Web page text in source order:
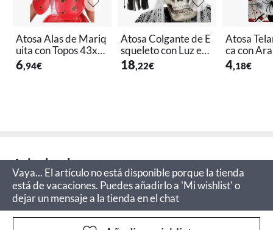
Atosa Alas de Mariq
uita con Topos 43x3
3cm
6,94€
Atosa Colgante de E
squeleto con Luz en l
os Ojos de 170x150
cm
18,22€
Atosa
ca con
cm
4,18€
Aviso legal
Vaya... El artículo no está disponible porque la tienda
está de vacaciones. Puedes añadirlo a 'Mi wishlist' o
dejar un mensaje a la tienda en el chat